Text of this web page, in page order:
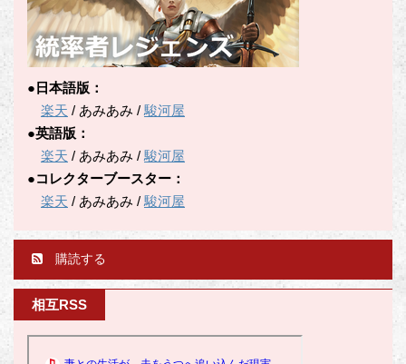
●日本語版：
楽天 / あみあみ /駿河屋
●英語版：
楽天 / あみあみ /駿河屋
●コレクターブースター：
楽天 / あみあみ /駿河屋
購読する
相互RSS